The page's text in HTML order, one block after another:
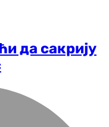
да сакрију